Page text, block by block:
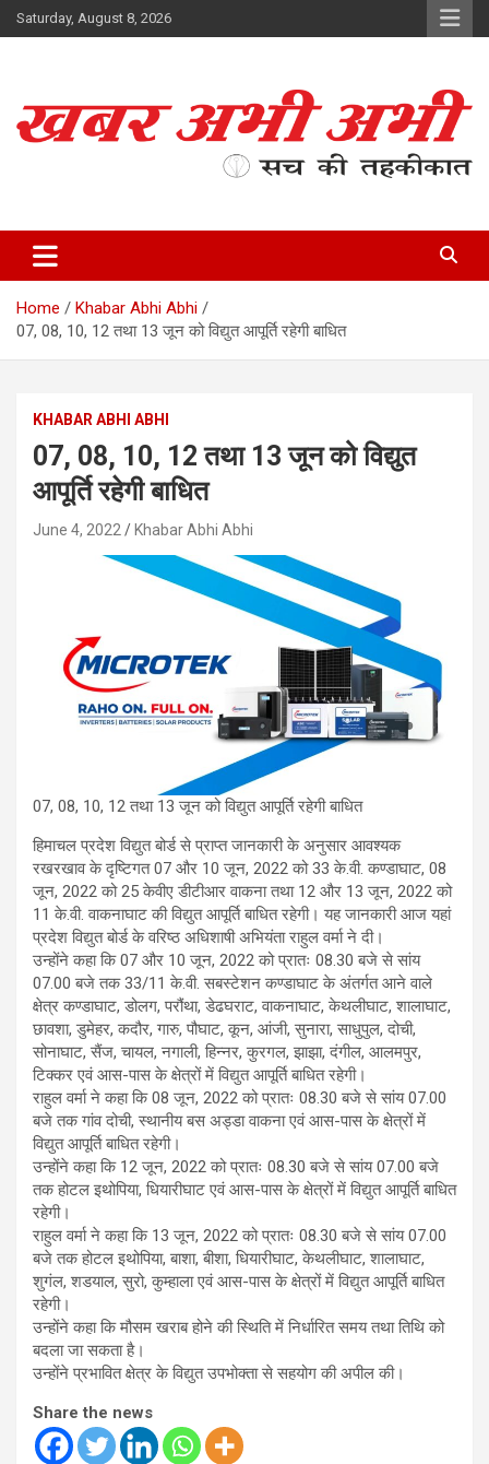
Skip
to
Saturday, August 8, 2026
Home
Khabar Abhi Abhi
07, 08, 10, 12 तथा 13 जून को विद्युत आपूर्ति रहेगी बाधित
KHABAR ABHI ABHI
07, 08, 10, 12 तथा 13 जून को विद्युत
आपूर्ति रहेगी बाधित
June 4, 2022 Khabar Abhi Abhi
07, 08, 10, 12 तथा 13 जून को विद्युत आपूर्ति रहेगी बाधित
हिमाचल प्रदेश विद्युत बोर्ड से प्राप्त जानकारी के अनुसार आवश्यक
रखरखाव के दृष्टिगत 07 और 10 जून, 2022 को 33 के.वी. कण्डाघाट, 08
जून, 2022 को 25 केवीए डीटीआर वाकना तथा 12 और 13 जून, 2022 को
11 के.वी. वाकनाघाट की विद्युत आपूर्ति बाधित रहेगी। यह जानकारी आज यहां
प्रदेश विद्युत बोर्ड के वरिष्ठ अधिशाषी अभियंता राहुल वर्मा ने दी।
उन्होंने कहा कि 07 और 10 जून, 2022 को प्रातः 08.30 बजे से सांय
07.00 बजे तक 33/11 के.वी. सबस्टेशन कण्डाघाट के अंतर्गत आने वाले
क्षेत्र कण्डाघाट, डोलग, परौंथा, डेढघराट, वाकनाघाट, केथलीघाट, शालाघाट,
छावशा, डुमेहर, कदौर, गारु, पौघाट, कून, आंजी, सुनारा, साधुपुल, दोची,
सोनाघाट, सैंज, चायल, नगाली, हिन्नर, कुरगल, झाझा, दंगील, आलमपुर,
टिक्कर एवं आस-पास के क्षेत्रों में विद्युत आपूर्ति बाधित रहेगी।
राहुल वर्मा ने कहा कि 08 जून, 2022 को प्रातः 08.30 बजे से सांय 07.00
बजे तक गांव दोची, स्थानीय बस अड्डा वाकना एवं आस-पास के क्षेत्रों में
विद्युत आपूर्ति बाधित रहेगी।
उन्होंने कहा कि 12 जून, 2022 को प्रातः 08.30 बजे से सांय 07.00 बजे
तक होटल इथोपिया, धियारीघाट एवं आस-पास के क्षेत्रों में विद्युत आपूर्ति बाधित
रहेगी।
राहुल वर्मा ने कहा कि 13 जून, 2022 को प्रातः 08.30 बजे से सांय 07.00
बजे तक होटल इथोपिया, बाशा, बीशा, धियारीघाट, केथलीघाट, शालाघाट,
शुगंल, शडयाल, सुरो, कुम्हाला एवं आस-पास के क्षेत्रों में विद्युत आपूर्ति बाधित
रहेगी।
उन्होंने कहा कि मौसम खराब होने की स्थिति में निर्धारित समय तथा तिथि को
बदला जा सकता है।
उन्होंने प्रभावित क्षेत्र के विद्युत उपभोक्ता से सहयोग की अपील की।
Share the news